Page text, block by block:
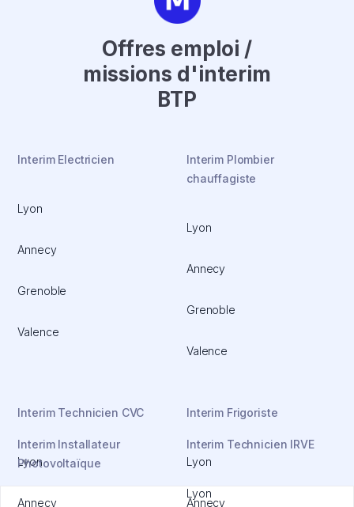
Offres emploi /
missions d'interim
BTP
Interim Electricien
Lyon
Annecy
Grenoble
Valence
Interim Plombier
chauffagiste
Lyon
Annecy
Grenoble
Valence
Interim Technicien CVC
Lyon
Annecy
Interim Frigoriste
Lyon
Annecy
Interim Installateur
Photovoltaïque
Interim Technicien IRVE
Lyon